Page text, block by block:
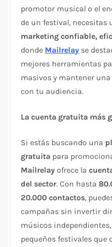
promotor musical o el
de un festival,
marketing confiable,
donde Mailrelay se
mejores herramientas
masivos y mantener
con tu audiencia.
La cuenta gratuita más
Si estás buscando una
gratuita para
Mailrelay ofrece la
del sector. Con hasta
20.000 contactos,
campañas sin invertir
músicos
pequeños festivales